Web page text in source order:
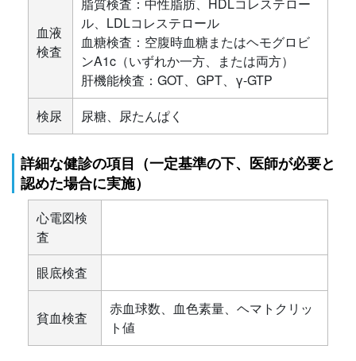
血液
検査
ル、LDLコレステロール
血糖検査：空腹時血糖またはヘモグロビ
ンA1c（いずれか一方、または両方）
肝機能検査：GOT、GPT、γ-GTP
検尿
尿糖、尿たんぱく
詳細な健診の項目（一定基準の下、医師が必要と
認めた場合に実施）
心電図検
査
眼底検査
貧血検査
赤血球数、血色素量、ヘマトクリッ
ト値